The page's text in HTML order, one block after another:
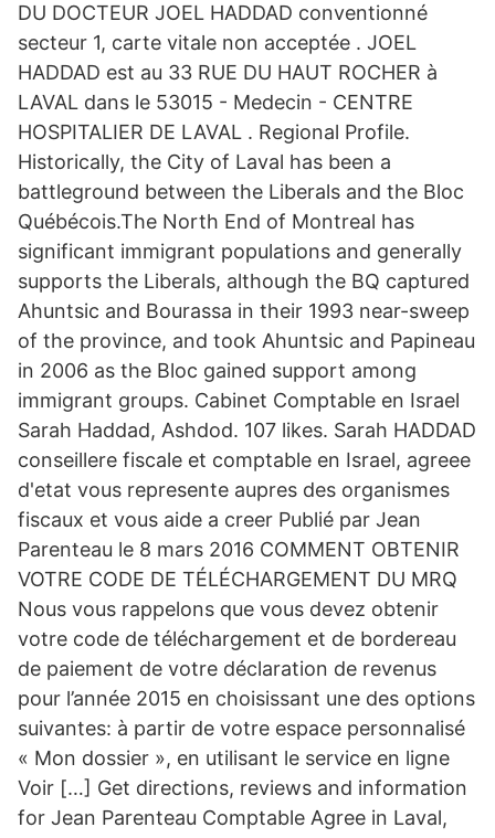
DU DOCTEUR JOEL HADDAD conventionné
secteur 1, carte vitale non acceptée . JOEL
HADDAD est au 33 RUE DU HAUT ROCHER à
LAVAL dans le 53015 - Medecin - CENTRE
HOSPITALIER DE LAVAL . Regional Profile.
Historically, the City of Laval has been a
battleground between the Liberals and the Bloc
Québécois.The North End of Montreal has
significant immigrant populations and generally
supports the Liberals, although the BQ captured
Ahuntsic and Bourassa in their 1993 near-sweep
of the province, and took Ahuntsic and Papineau
in 2006 as the Bloc gained support among
immigrant groups. Cabinet Comptable en Israel
Sarah Haddad, Ashdod. 107 likes. Sarah HADDAD
conseillere fiscale et comptable en Israel, agreee
d'etat vous represente aupres des organismes
fiscaux et vous aide a creer Publié par Jean
Parenteau le 8 mars 2016 COMMENT OBTENIR
VOTRE CODE DE TÉLÉCHARGEMENT DU MRQ
Nous vous rappelons que vous devez obtenir
votre code de téléchargement et de bordereau
de paiement de votre déclaration de revenus
pour l’année 2015 en choisissant une des options
suivantes: à partir de votre espace personnalisé
« Mon dossier », en utilisant le service en ligne
Voir […] Get directions, reviews and information
for Jean Parenteau Comptable Agree in Laval,